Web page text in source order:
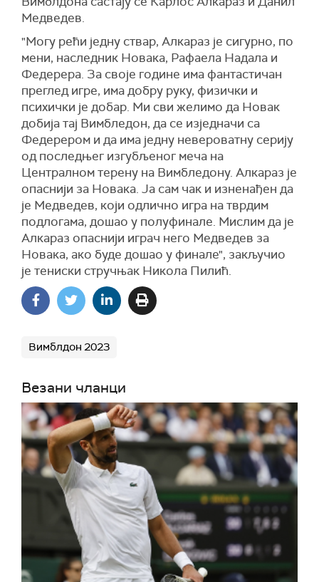
Медведев.
"Могу рећи једну ствар, Алкараз је сигурно, по
мени, наследник Новака, Рафаела Надала и
Федерера. За своје године има фантастичан
преглед игре, има добру руку, физички и
психички је добар. Ми сви желимо да Новак
добија тај Вимбледон, да се изједначи са
Федерером и да има једну невероватну серију
од последњег изгубљеног меча на
Централном терену на Вимбледону. Алкараз је
опаснији за Новака. Ја сам чак и изненађен да
је Медведев, који одлично игра на тврдим
подлогама, дошао у полуфинале. Мислим да је
Алкараз опаснији играч него Медведев за
Новака, ако буде дошао у финале", закључио
је тениски стручњак Никола Пилић.
Вимблдон 2023
Везани чланци